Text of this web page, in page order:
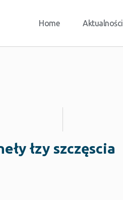
Home Aktualności
łzy szczęscia